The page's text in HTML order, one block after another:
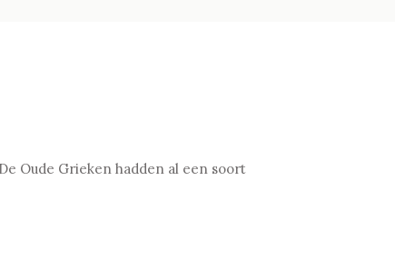
Oude Grieken hadden al een soort